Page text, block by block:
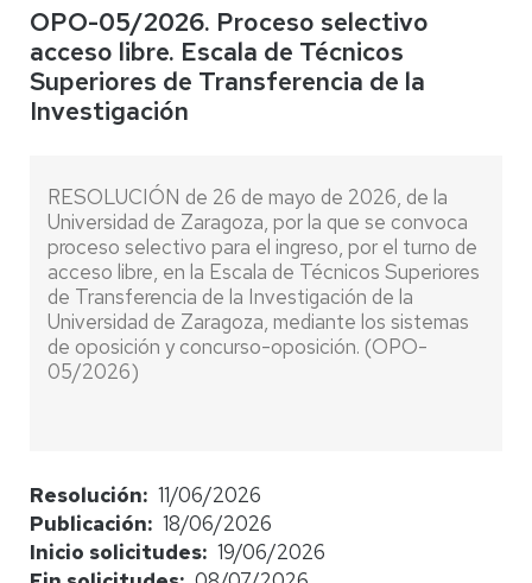
OPO-05/2026. Proceso selectivo
acceso libre. Escala de Técnicos
Superiores de Transferencia de la
Investigación
RESOLUCIÓN de 26 de mayo de 2026, de la
Universidad de Zaragoza, por la que se convoca
proceso selectivo para el ingreso, por el turno de
acceso libre, en la Escala de Técnicos Superiores
de Transferencia de la Investigación de la
Universidad de Zaragoza, mediante los sistemas
de oposición y concurso-oposición. (OPO-
05/2026)
Resolución
11/06/2026
Publicación
18/06/2026
Inicio solicitudes 19/06/2026